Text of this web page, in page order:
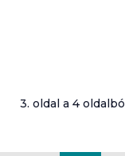
3. oldal a 4 oldalból